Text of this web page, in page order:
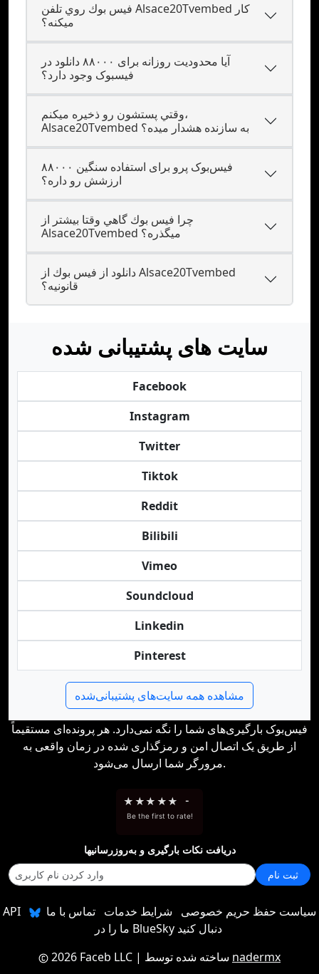
فيس بوك روي تلفن Alsace20Tvembed کار
ميکنه؟
آیا محدودیت روزانه برای ۸۸۰۰۰ دانلود در
فیسبوک وجود دارد؟
وقتي پستشون رو ذخيره ميکنم،
Alsace20Tvembed به سازنده هشدار ميده؟
فیس‌بوک پرو برای استفاده سنگین ۸۸۰۰۰
ارزشش رو داره؟
چرا فيس بوك گاهي وقتا بيشتر از
Alsace20Tvembed ميگذره؟
دانلود از فيس بوك از Alsace20Tvembed
قانونيه؟
سایت های پشتیبانی شده
Facebook
Instagram
Twitter
Tiktok
Reddit
Bilibili
Vimeo
Soundcloud
Linkedin
Pinterest
مشاهده همه سایت‌های پشتیبانی‌شده
فیس‌بوک بارگیری‌های شما را نگه نمی‌دارد. هر پرونده‌ای مستقیماً
از طریق یک اتصال امن و رمزگذاری شده در زمان واقعی به
مرورگر شما ارسال می‌شود.
★ ★★ ★★ -
Be the first to rate!
دریافت نکات بارگیری و به‌روزرسانیها
ثبت نام
API سیاست حفظ حریم خصوصی شرایط خدمات تماس با ما
ما را در BlueSky دنبال کنید
2026 Faceb LLC
nadermx